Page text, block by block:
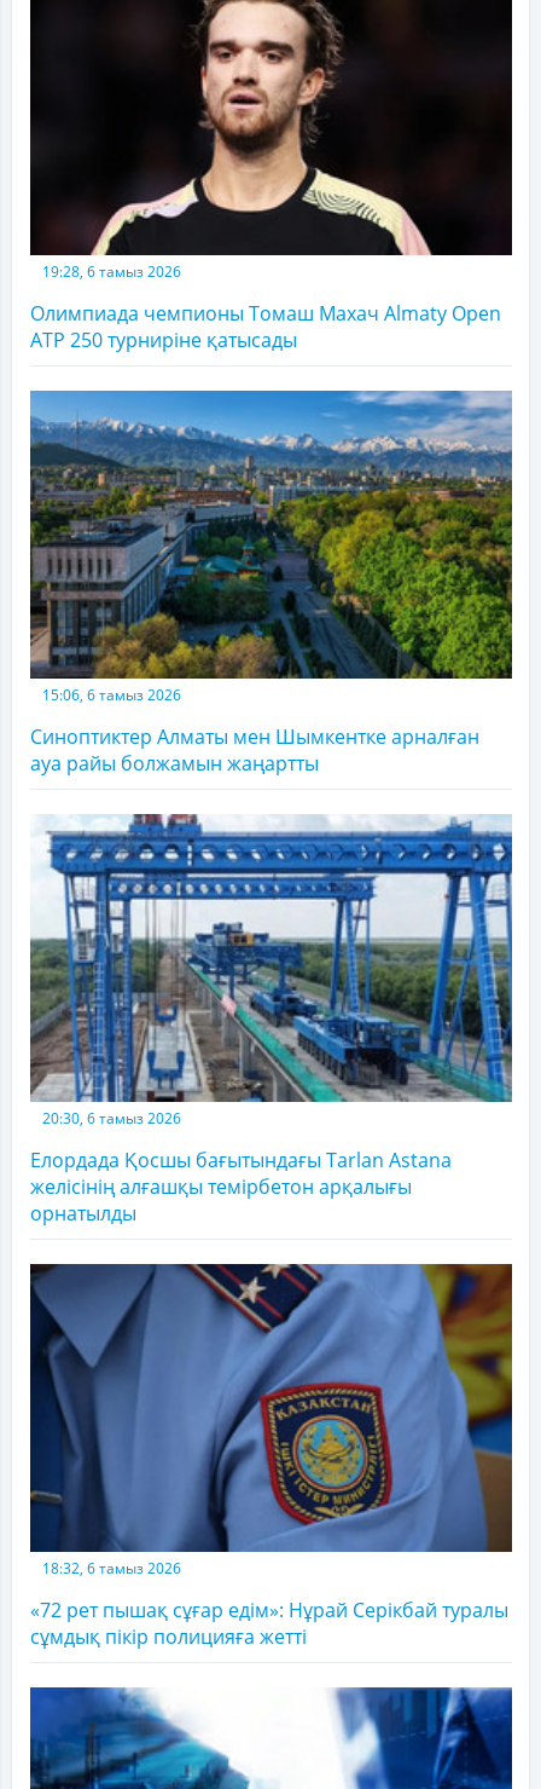
19:28, 6 тамыз 2026
Олимпиада чемпионы Томаш Махач Almaty Open
ATP 250 турниріне қатысады
15:06, 6 тамыз 2026
Синоптиктер Алматы мен Шымкентке арналған
ауа райы болжамын жаңартты
20:30, 6 тамыз 2026
Елордада Қосшы бағытындағы Tarlan Astana
желісінің алғашқы темірбетон арқалығы
орнатылды
18:32, 6 тамыз 2026
«72 рет пышақ сұғар едім»: Нұрай Серікбай туралы
сұмдық пікір полицияға жетті